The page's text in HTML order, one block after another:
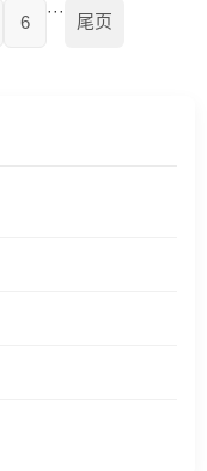
6
··· 尾页